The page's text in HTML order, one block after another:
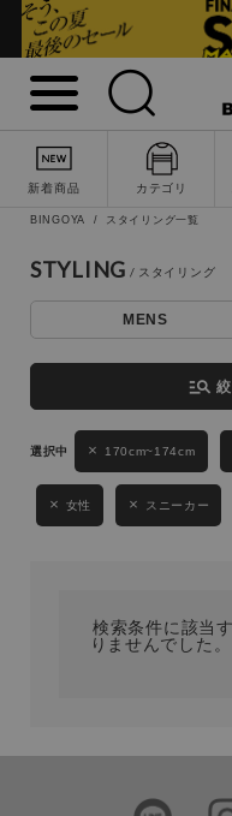
新着商品 カテゴリ
キーワード
性別
MENS
ブランド
BINGOYA スタイリング一覧
STYLING
MENS
manage_search
170cm~174cm
女性 スニーカー
検索条件に該当
りませんでした